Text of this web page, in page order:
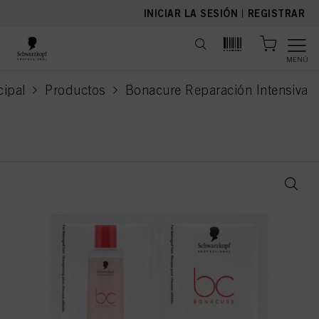
INICIAR LA SESIÓN | REGISTRAR
MENÚ
Productos Bonacure Reparación Intensiva
current page